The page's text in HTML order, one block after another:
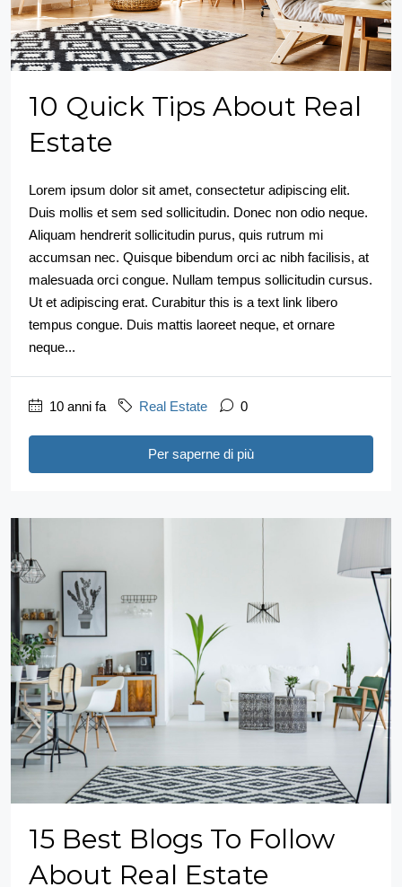
10 Quick Tips About Real
Estate
Lorem ipsum dolor sit amet, consectetur adipiscing elit.
Duis mollis et sem sed sollicitudin. Donec non odio neque.
Aliquam hendrerit sollicitudin purus, quis rutrum mi
accumsan nec. Quisque bibendum orci ac nibh facilisis, at
malesuada orci congue. Nullam tempus sollicitudin cursus.
Ut et adipiscing erat. Curabitur this is a text link libero
tempus congue. Duis mattis laoreet neque, et ornare
neque...
10 anni fa Real Estate 0
Per saperne di più
15 Best Blogs To Follow
About Real Estate